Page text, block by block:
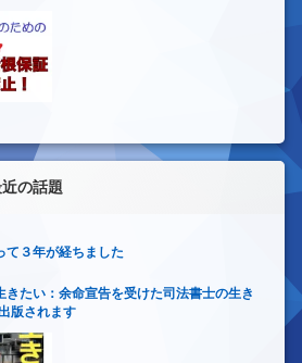
の話題
て３年が経ちました
きたい：余命宣告を受けた司法書士の生き
版されます